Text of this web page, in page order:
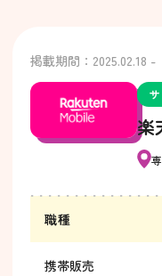
掲載期間：2025.02.18 -
楽
職種
携帯販売